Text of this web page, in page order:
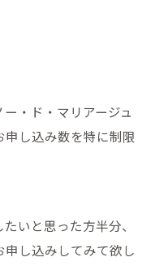
・ド・マリアージュ
し込み数を特に制限
いと思った方半分、
し込みしてみて欲し